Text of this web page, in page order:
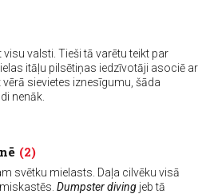
valsti. Tieši tā varētu teikt par
itāļu pilsētiņas iedzīvotāji asociē ar
vērā sievietes iznesīgumu, šāda
nenāk.
(2)
svētku mielasts. Daļa cilvēku visā
miskastēs.Dumpster diving jeb tā